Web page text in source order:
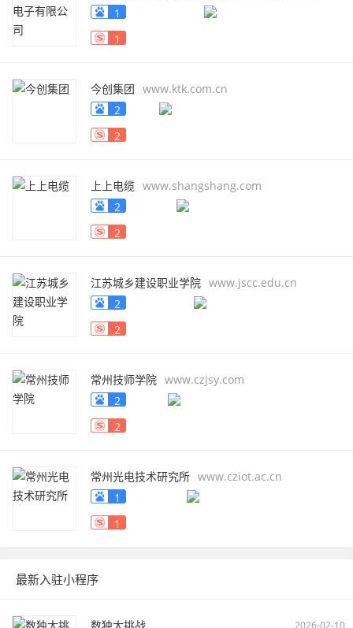
1
1
今创集团 www.ktk.com.cn
2
2
上上电缆 www.shangshang.com
2
2
江苏城乡建设职业学院 www.jscc.edu.cn
2
2
常州技师学院 www.czjsy.com
2
2
常州光电技术研究所 www.cziot.ac.cn
1
1
最新入驻小程序
数独大挑战
2026-02-10